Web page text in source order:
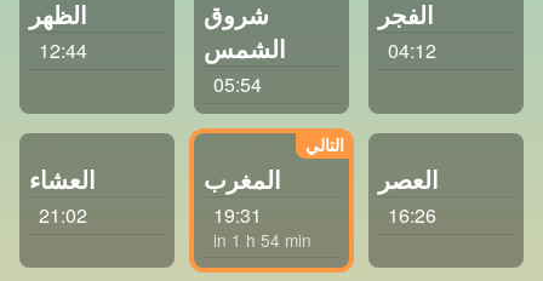
الفجر
04:12
شروق
الشمس
05:54
الظهر
12:44
العصر
16:26
المغرب
19:31
in 1 h 54 min
العشاء
21:02